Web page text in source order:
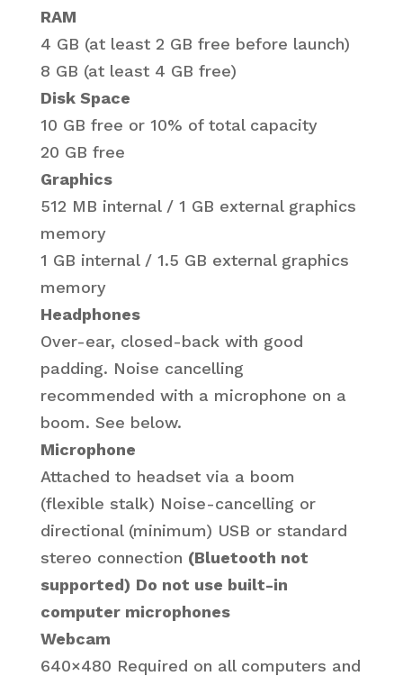
RAM
4 GB (at least 2 GB free before launch)
8 GB (at least 4 GB free)
Disk Space
10 GB free or 10% of total capacity
20 GB free
Graphics
512 MB internal / 1 GB external graphics
memory
1 GB internal / 1.5 GB external graphics
memory
Headphones
Over-ear, closed-back with good
padding. Noise cancelling
recommended with a microphone on a
boom. See below.
Microphone
Attached to headset via a boom
(flexible stalk) Noise-cancelling or
directional (minimum) USB or standard
stereo connection (Bluetooth not
supported) Do not use built-in
computer microphones
Webcam
640×480 Required on all computers and